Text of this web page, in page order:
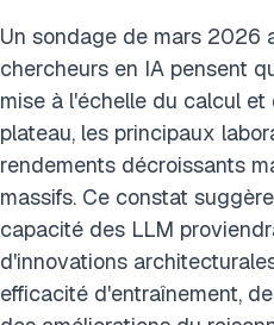
Un sondage de mars 2026
chercheurs en IA pensent
mise à l'échelle du calcul
plateau, les principaux
rendements décroissants
massifs. Ce constat
capacité des LLM
d'innovations
efficacité d'entraînement,